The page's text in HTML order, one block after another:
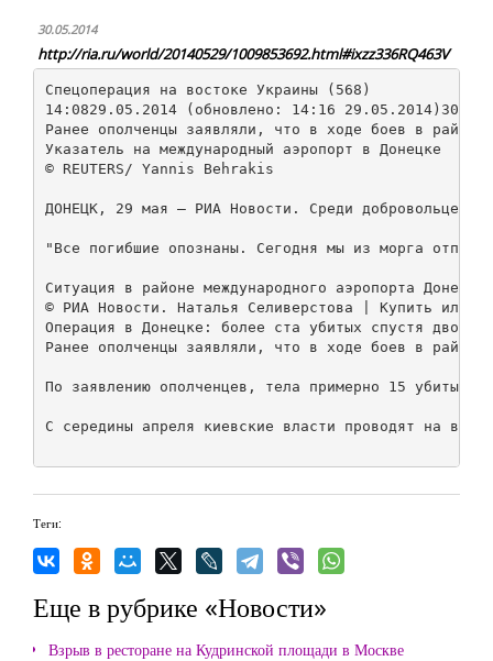
30.05.2014
http://ria.ru/world/20140529/1009853692.html#ixzz336RQ463V
Спецоперация на востоке Украины (568)
14:0829.05.2014 (обновлено: 14:16
Ранее ополченцы заявляли, что в ходе боев в
Указатель на международный аэропорт в Донецке
© REUTERS/ Yannis Behrakis
ДОНЕЦК, 29 мая — РИА Новости. Среди добровольцев,
"Все погибшие опознаны. Сегодня мы из морга
Ситуация в районе международного аэропорта Донецка
© РИА Новости. Наталья Селиверстова | Купить
Операция в Донецке: более ста убитых спустя двое
Ранее ополченцы заявляли, что в ходе боев в
По заявлению ополченцев, тела примерно 15 убитых
С середины апреля киевские власти проводят на
Теги:
Еще в рубрике «Новости»
Взрыв в ресторане на Кудринской площади в Москве